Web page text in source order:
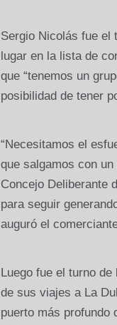
Sergio Nicolás fue el
lugar en la lista de
que “tenemos un
posibilidad de tener
“Necesitamos el
que salgamos con
Concejo Deliberante
para seguir
auguró el
Luego fue el turno
de sus viajes a La
puerto más profundo